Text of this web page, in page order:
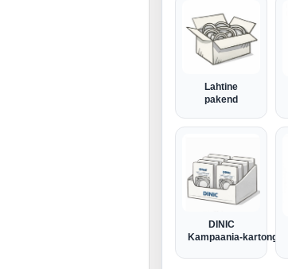
Lahtine
pakend
DINIC
Kampaania-kartong